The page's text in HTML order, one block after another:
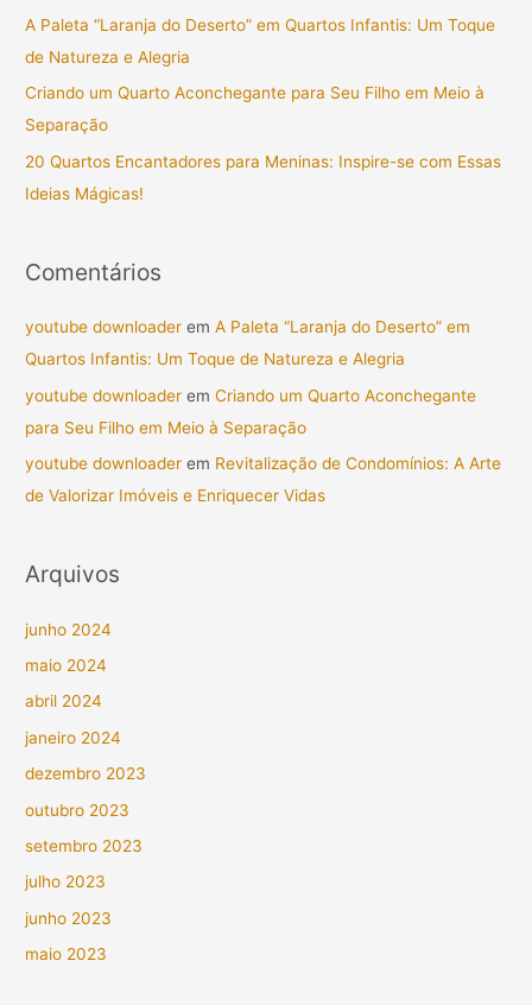
r
p
o
r
:
A Paleta “Laranja do Deserto” em Quartos Infantis: Um Toque
de Natureza e Alegria
Criando um Quarto Aconchegante para Seu Filho em Meio à
Separação
20 Quartos Encantadores para Meninas: Inspire-se com Essas
Ideias Mágicas!
Comentários
youtube downloader emA Paleta “Laranja do Deserto” em
Quartos Infantis: Um Toque de Natureza e Alegria
youtube downloader emCriando um Quarto Aconchegante
para Seu Filho em Meio à Separação
youtube downloader em Revitalização de Condomínios: A Arte
de Valorizar Imóveis e Enriquecer Vidas
Arquivos
junho 2024
maio 2024
abril 2024
janeiro 2024
dezembro 2023
outubro 2023
setembro 2023
julho 2023
junho 2023
maio 2023